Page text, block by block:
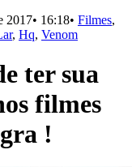
2017• 16:18• Filmes,
, Hq, Venom
ter sua
filmes
!